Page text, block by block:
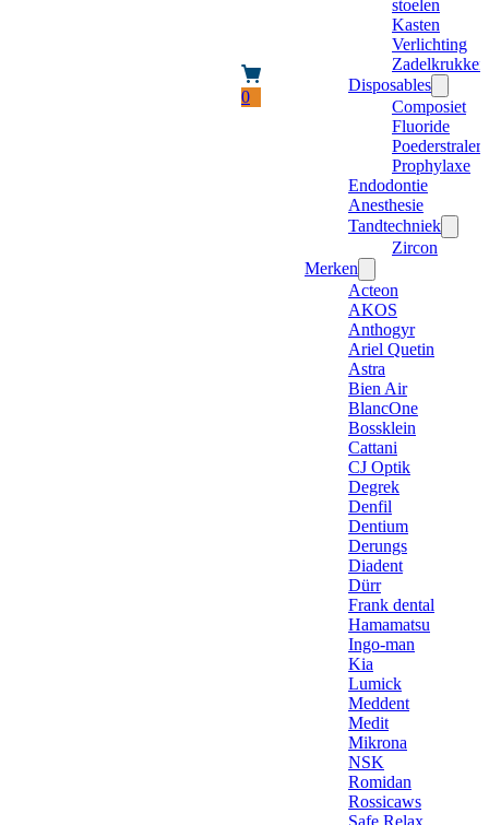
0
stoelen
Kasten
Verlichting
Zadelkrukken
Disposables
Composiet
Fluoride
Poederstraler
Prophylaxe
Endodontie
Anesthesie
Tandtechniek
Zircon
Merken
Acteon
AKOS
Anthogyr
Ariel Quetin
Astra
Bien Air
BlancOne
Bossklein
Cattani
CJ Optik
Degrek
Denfil
Dentium
Derungs
Diadent
Dürr
Frank dental
Hamamatsu
Ingo-man
Kia
Lumick
Meddent
Medit
Mikrona
NSK
Romidan
Rossicaws
Safe Relax